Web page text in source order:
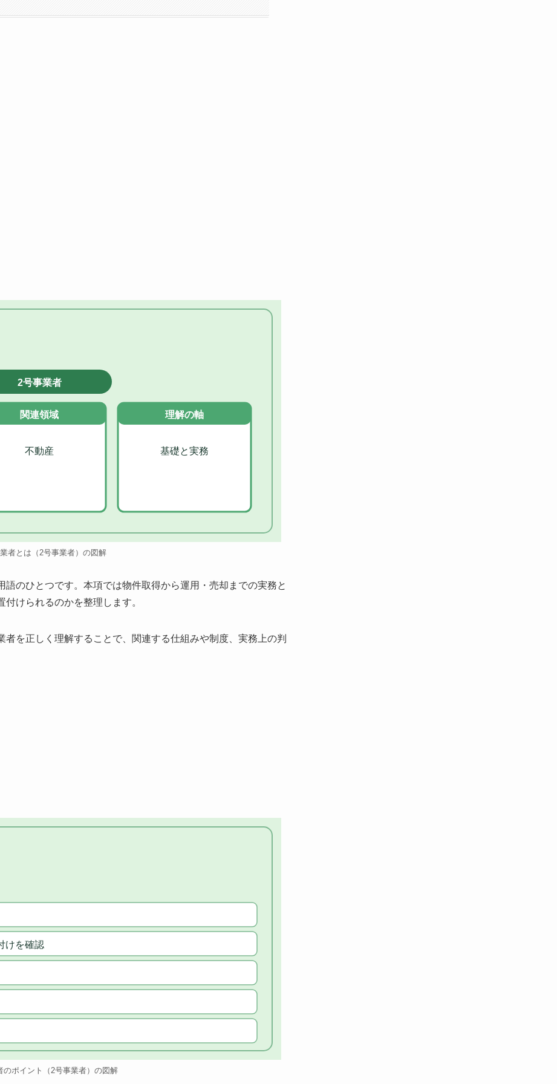
2号事業者
関連領域
不動産
理解の軸
基礎と実務
者とは（2号事業者）の図解
のひとつです。本項では物件取得から運用・売却までの実務と
けられるのかを整理します。
を正しく理解することで、関連する仕組みや制度、実務上の判
けを確認
のポイント（2号事業者）の図解